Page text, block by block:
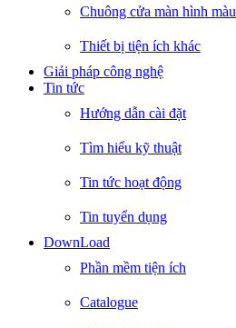
Chuông cửa màn hình màu
Thiết bị tiện ích khác
Giải pháp công nghệ
Tin tức
Hướng dẫn cài đặt
Tìm hiểu kỹ thuật
Tin tức hoạt động
Tin tuyển dụng
DownLoad
Phần mềm tiện ích
Catalogue